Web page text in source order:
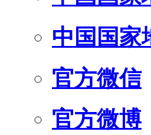
中国国家
官方微信
官方微博